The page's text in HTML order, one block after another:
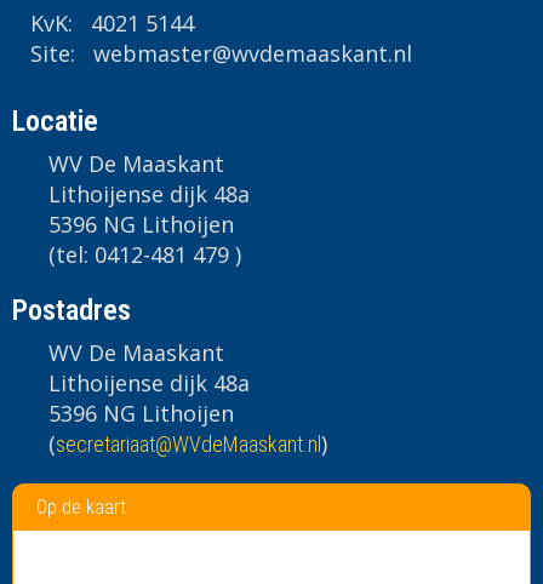
KvK: 4021 5144
Site: retsambew@wvdemaaskant.nl
Locatie
WV De Maaskant
Lithoijense dijk 48a
5396 NG Lithoijen
(tel: 0412-481 479 )
Postadres
WV De Maaskant
Lithoijense dijk 48a
5396 NG Lithoijen
(taairaterces@WVdeMaaskant.nl)
Op de kaart